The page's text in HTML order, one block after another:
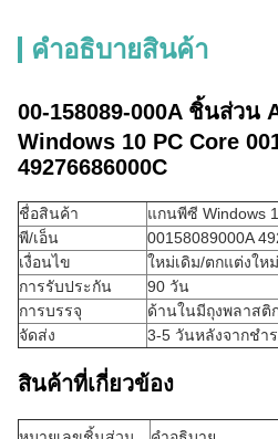
คําอธิบายสินค้า
00-158089-000A ชิ้นส่วน
Windows 10 PC Core
49276686000C
ชื่อสินค้า
แกนพีซี Windows
พี/เอ็น
00158089000A
เงื่อนไข
ใหม่เดิม/ตกแต่งใหม่
การรับประกัน
90 วัน
การบรรจุ
ด้านในมีถุงพลาสติ
จัดส่ง
3-5 วันหลังจากชำ
สินค้าที่เกี่ยวข้อง